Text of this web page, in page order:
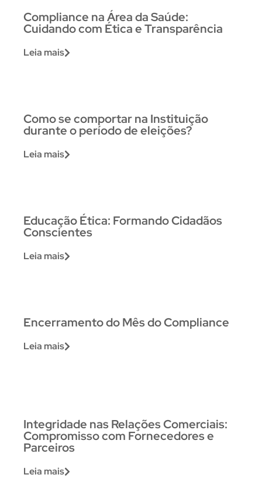
Compliance na Área da Saúde:
Cuidando com Ética e Transparência
Leia mais
Como se comportar na Instituição
durante o período de eleições?
Leia mais
Educação Ética: Formando Cidadãos
Conscientes
Leia mais
Encerramento do Mês do Compliance
Leia mais
Integridade nas Relações Comerciais:
Compromisso com Fornecedores e
Parceiros
Leia mais